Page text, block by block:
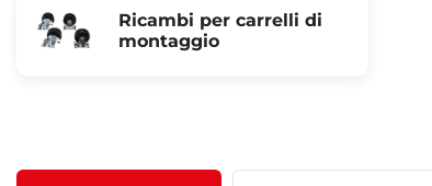
Ricambi per carrelli di
montaggio